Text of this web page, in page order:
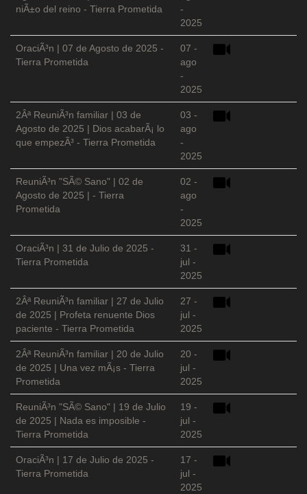
niÃ±o del reino - Tierra Prometida
-
2025
OraciÃ³n | 07 de Agosto de 2025 -
Tierra Prometida
07 -
ago
-
2025
2Âª ReuniÃ³n familiar | 03 de
Agosto de 2025 | Dios acabarÃ¡ lo
que empezÃ³ - Tierra Prometida
03 -
ago
-
2025
ReuniÃ³n "SÃ© Sano" | 02 de
Agosto de 2025 | - Tierra
Prometida
02 -
ago
-
2025
OraciÃ³n | 31 de Julio de 2025 -
Tierra Prometida
31 -
jul -
2025
2Âª ReuniÃ³n familiar | 27 de Julio
de 2025 | Profeta renuente Dios
paciente - Tierra Prometida
27 -
jul -
2025
2Âª ReuniÃ³n familiar | 20 de Julio
de 2025 | Una vez mÃ¡s - Tierra
Prometida
20 -
jul -
2025
ReuniÃ³n "SÃ© Sano" | 19 de Julio
de 2025 | Nada es imposible -
Tierra Prometida
19 -
jul -
2025
OraciÃ³n | 17 de Julio de 2025 -
Tierra Prometida
17 -
jul -
2025